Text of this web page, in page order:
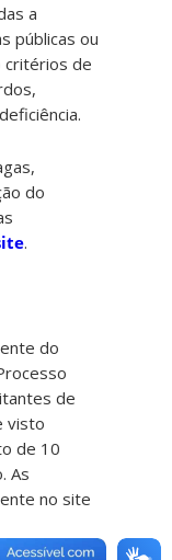
a
públicas ou
critérios de
do
.
do
de
visto
de 10
As
no site